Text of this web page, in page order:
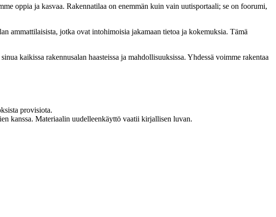
oppia ja kasvaa. Rakennatilaa on enemmän kuin vain uutisportaali; se on foorumi,
ammattilaisista, jotka ovat intohimoisia jakamaan tietoa ja kokemuksia. Tämä
kaikissa rakennusalan haasteissa ja mahdollisuuksissa. Yhdessä voimme rakentaa
provisiota.
kanssa. Materiaalin uudelleenkäyttö vaatii kirjallisen luvan.